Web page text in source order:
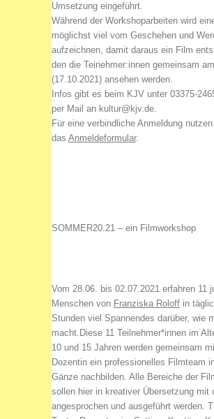
Umsetzung eingeführt.
Während der Workshoparbeiten wird
möglichst viel vom Geschehen und
aufzeichnen, damit daraus ein Film
den die Teinehmer:innen gemeinsam
(17.10.2021) ansehen werden.
Infos gibt es beim KJV unter 03375-
per Mail an kultur@kjv.de.
Für eine verbindliche Anmeldung
das Anmeldeformular.
SOMMER20.21 – ein Filmworkshop
Vom 28.06. bis 02.07.2021 erfahren 11
Menschen von Franziska Roloff in
Stunden viel Spannendes darüber, wie
macht.Diese 11 Teilnehmer*innen im
10 und 15 Jahren werden gemeinsam
Dozentin ein professionelles Filmteam
Gänze nachbilden. Alle Bereiche der
sollen hier in kreativer Übersetzung mit
angesprochen und ausgeführt werden.